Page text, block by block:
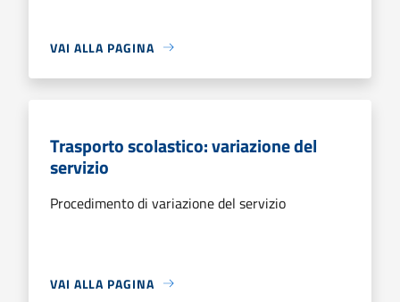
VAI ALLA PAGINA
Trasporto scolastico: variazione del
servizio
Procedimento di variazione del servizio
VAI ALLA PAGINA